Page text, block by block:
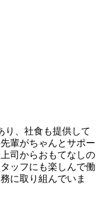
り、社食も提供して
輩がちゃんとサポー
司からおもてなしの
ッフにも楽しんで働
に取り組んでいま